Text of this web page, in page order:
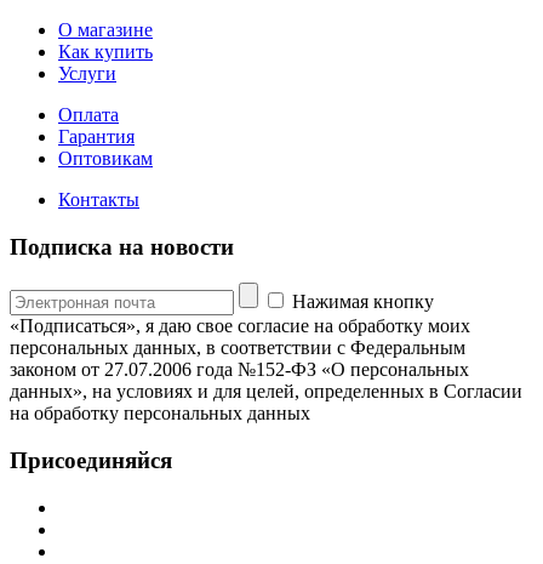
О магазине
Как купить
Услуги
Оплата
Гарантия
Оптовикам
Контакты
Подписка на новости
Нажимая кнопку
«Подписаться», я даю свое согласие на обработку моих
персональных данных, в соответствии с Федеральным
законом от 27.07.2006 года №152-ФЗ «О персональных
данных», на условиях и для целей, определенных в Согласии
на обработку персональных данных
Присоединяйся